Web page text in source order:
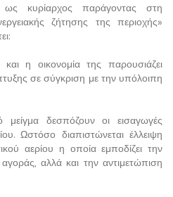
ως κυρίαρχος παράγοντας στη
ζήτησης της περιοχής»
η οικονομία της παρουσιάζει
σε σύγκριση με την υπόλοιπη
μείγμα δεσπόζουν οι εισαγωγές
Ωστόσο διαπιστώνεται έλλειψη
αερίου η οποία εμποδίζει την
αλλά και την αντιμετώπιση